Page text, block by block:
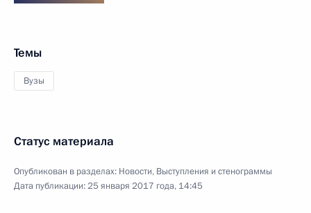
Темы
Вузы
Статус материала
Опубликован в разделах: Новости, Выступления и стенограммы
Дата публикации:25 января 2017 года, 14:45